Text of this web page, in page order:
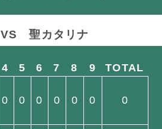
VS 聖カタリナ
4 5 6 7 8 9
TOTAL
0 0 0 0 0 0 0